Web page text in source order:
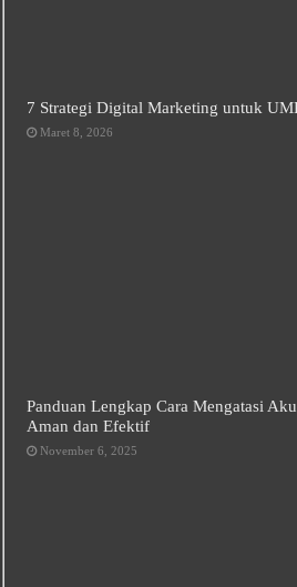
7 Strategi Digital Marketing untuk
Maret 8, 2026
Panduan Lengkap Cara Mengatasi
Aman dan Efektif
November 6, 2025